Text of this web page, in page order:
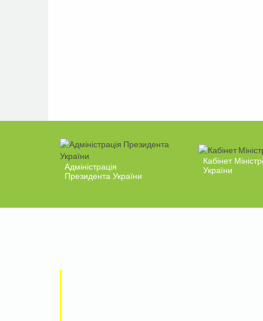
Адміністрація
Президента України
Кабінет
України